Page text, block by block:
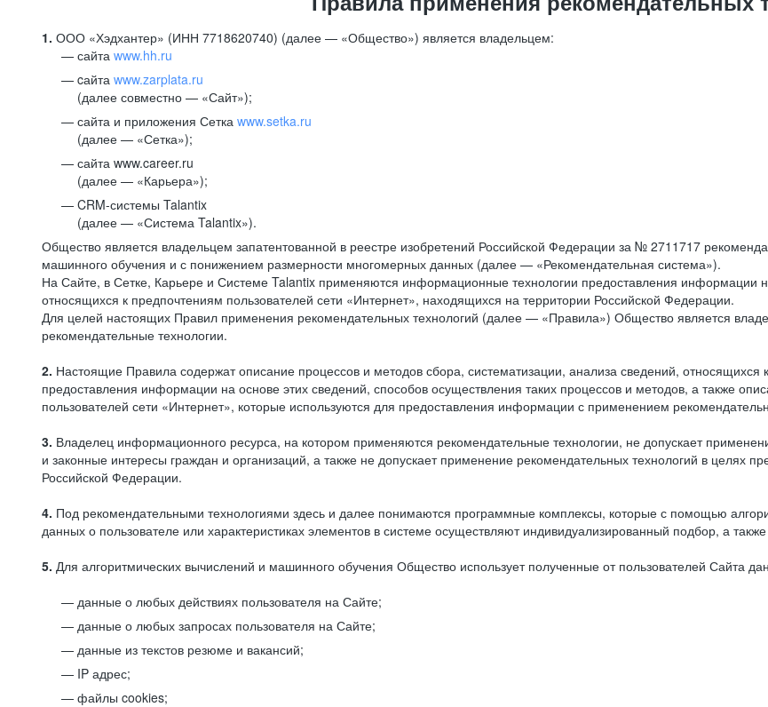
1. ООО «Хэдхантер» (ИНН 7718620740) (далее — «Общество») является владельцем:
сайта www.hh.ru
cайта www.zarplata.ru
(далее совместно — «Сайт»);
сайта и приложения Сетка www.setka.ru
(далее — «Сетка»);
сайта www.career.ru
(далее — «Карьера»);
CRM-системы Talantix
(далее — «Система Talantix»).
Общество является владельцем запатентованной в реестре изобретений Российской Федерации за № 2711717
машинного обучения и с понижением размерности многомерных данных (далее — «Рекомендательная система»).
На Сайте, в Сетке, Карьере и Системе Talantix применяются информационные технологии предоставления информации
относящихся к предпочтениям пользователей сети «Интернет», находящихся на территории Российской Федерации.
Для целей настоящих Правил применения рекомендательных технологий (далее — «Правила») Общество является
рекомендательные технологии.
2. Настоящие Правила содержат описание процессов и методов сбора, систематизации, анализа сведений, относящихся
предоставления информации на основе этих сведений, способов осуществления таких процессов и методов, а также
пользователей сети «Интернет», которые используются для предоставления информации с применением
3. Владелец информационного ресурса, на котором применяются рекомендательные технологии, не допускает
и законные интересы граждан и организаций, а также не допускает применение рекомендательных технологий в целях
Российской Федерации.
4. Под рекомендательными технологиями здесь и далее понимаются программные комплексы, которые с помощью
данных о пользователе или характеристиках элементов в системе осуществляют индивидуализированный подбор, а
5. Для алгоритмических вычислений и машинного обучения Общество использует полученные от пользователей Сайта
данные о любых действиях пользователя на Сайте;
данные о любых запросах пользователя на Сайте;
данные из текстов резюме и вакансий;
IP адрес;
файлы cookies;